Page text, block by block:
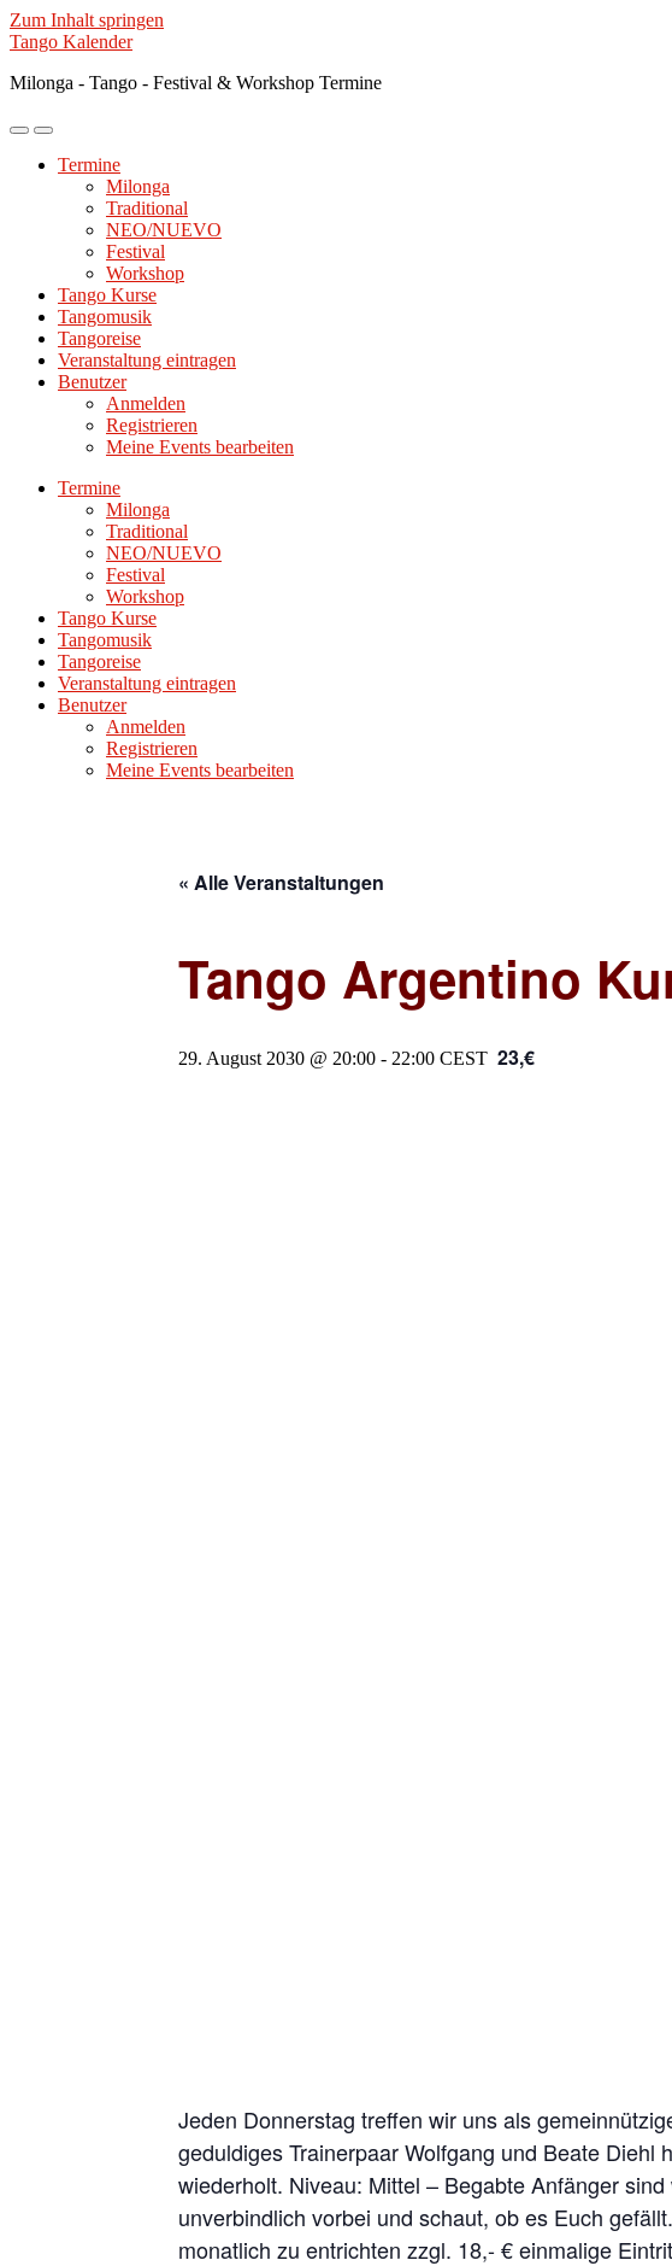
Zum Inhalt springen
Tango Kalender
Milonga - Tango - Festival & Workshop Termine
Mobile-
ein-/ausblenden
Suchfeld
ein-/ausblenden
Termine
Milonga
Traditional
NEO/NUEVO
Festival
Workshop
Tango Kurse
Tangomusik
Tangoreise
Veranstaltung eintragen
Benutzer
Anmelden
Registrieren
Meine Events bearbeiten
Termine
Milonga
Traditional
NEO/NUEVO
Festival
Workshop
Tango Kurse
Tangomusik
Tangoreise
Veranstaltung eintragen
Benutzer
Anmelden
Registrieren
Meine Events bearbeiten
« Alle Veranstaltungen
Tango Argentino
29. August 2030 @ 20:00 - 22:00 CEST 23,€
Jeden Donnerstag treffen wir uns als
geduldiges Trainerpaar Wolfgang und Beate
wiederholt. Niveau: Mittel – Begabte Anfänger
unverbindlich vorbei und schaut, ob es Euch
monatlich zu entrichten zzgl. 18,- € einmalige